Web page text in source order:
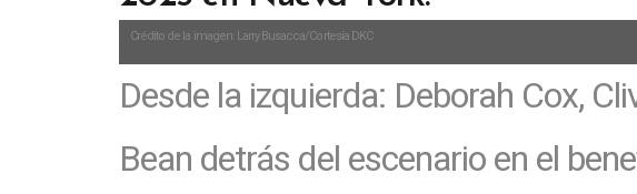
Crédito de la imagen: Larry Busacca/Cortesía DKC
Desde la izquierda: Deborah Cox,
Bean detrás del escenario en el